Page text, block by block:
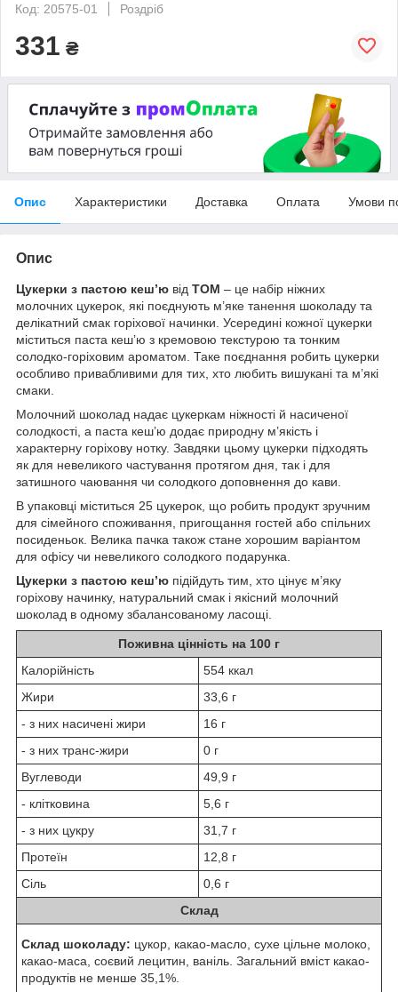
Код: 20575-01
Роздріб
331 ₴
Опис Характеристики Доставка Оплата Умови
Опис
Цукерки з пастою кеш’ю від TOM – це набір ніжних
молочних цукерок, які поєднують м’яке танення шоколаду та
делікатний смак горіхової начинки. Усередині кожної цукерки
міститься паста кеш’ю з кремовою текстурою та тонким
солодко-горіховим ароматом. Таке поєднання робить цукерки
особливо привабливими для тих, хто любить вишукані та м’які
смаки.
Молочний шоколад надає цукеркам ніжності й насиченої
солодкості, а паста кеш’ю додає природну м’якість і
характерну горіхову нотку. Завдяки цьому цукерки підходять
як для невеликого частування протягом дня, так і для
затишного чаювання чи солодкого доповнення до кави.
В упаковці міститься 25 цукерок, що робить продукт зручним
для сімейного споживання, пригощання гостей або спільних
посиденьок. Велика пачка також стане хорошим варіантом
для офісу чи невеликого солодкого подарунка.
Цукерки з пастою кеш’ю підійдуть тим, хто цінує м’яку
горіхову начинку, натуральний смак і якісний молочний
шоколад в одному збалансованому ласощі.
Поживна цінність на 100 г
Калорійність
554 ккал
Жири
33,6 г
- з них насичені жири
16 г
- з них транс-жири
0 г
Вуглеводи
49,9 г
- клітковина
5,6 г
- з них цукру
31,7 г
Протеїн
12,8 г
Сіль
0,6 г
Склад
Склад шоколаду: цукор, какао-масло, сухе цільне молоко,
какао-маса, соєвий лецитин, ваніль. Загальний вміст какао-
продуктів не менше 35,1%.